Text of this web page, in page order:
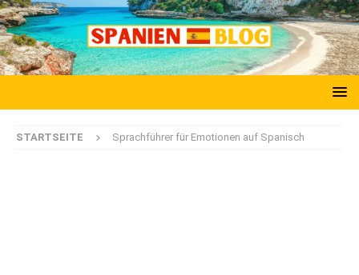
STARTSEITE Sprachführer für Emotionen auf Spanisch